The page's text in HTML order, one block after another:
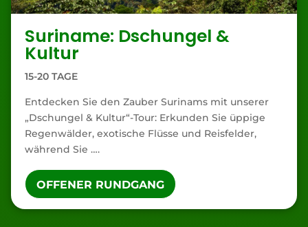
Suriname: Dschungel &
Kultur
15-20 TAGE
Entdecken Sie den Zauber Surinams mit unserer
„Dschungel & Kultur“-Tour: Erkunden Sie üppige
Regenwälder, exotische Flüsse und Reisfelder,
während Sie ….
OFFENER RUNDGANG